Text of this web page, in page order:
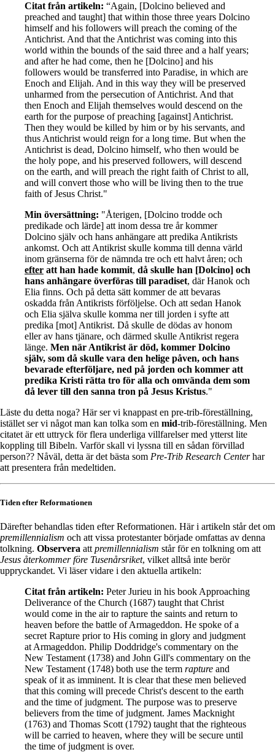
Citat från artikeln: “Again, [Dolcino believed and
preached and taught] that within those three years Dolcino
himself and his followers will preach the coming of the
Antichrist. And that the Antichrist was coming into this
world within the bounds of the said three and a half years;
and after he had come, then he [Dolcino] and his
followers would be transferred into Paradise, in which are
Enoch and Elijah. And in this way they will be preserved
unharmed from the persecution of Antichrist. And that
then Enoch and Elijah themselves would descend on the
earth for the purpose of preaching [against] Antichrist.
Then they would be killed by him or by his servants, and
thus Antichrist would reign for a long time. But when the
Antichrist is dead, Dolcino himself, who then would be
the holy pope, and his preserved followers, will descend
on the earth, and will preach the right faith of Christ to all,
and will convert those who will be living then to the true
faith of Jesus Christ."
Min översättning: "Återigen, [Dolcino trodde och
predikade och lärde] att inom dessa tre år kommer
Dolcino själv och hans anhängare att predika Antikrists
ankomst. Och att Antikrist skulle komma till denna värld
inom gränserna för de nämnda tre och ett halvt åren; och
efter att han hade kommit, då skulle han [Dolcino] och
hans anhängare överföras till paradiset, där Hanok och
Elia finns. Och på detta sätt kommer de att bevaras
oskadda från Antikrists förföljelse. Och att sedan Hanok
och Elia själva skulle komma ner till jorden i syfte att
predika [mot] Antikrist. Då skulle de dödas av honom
eller av hans tjänare, och därmed skulle Antikrist regera
länge. Men när Antikrist är död, kommer Dolcino
själv, som då skulle vara den helige påven, och hans
bevarade efterföljare, ned på jorden och kommer att
predika Kristi rätta tro för alla och omvända dem som
då lever till den sanna tron på Jesus Kristus."
Läste du detta noga? Här ser vi knappast en pre-trib-föreställning,
istället ser vi något man kan tolka som en mid-trib-föreställning. Men
citatet är ett uttryck för flera underliga villfarelser med ytterst lite
koppling till Bibeln. Varför skall vi lyssna till en sådan förvillad
person?? Nåväl, detta är det bästa som Pre-Trib Research Centerhar
att presentera från medeltiden.
Tiden efter Reformationen
Därefter behandlas tiden efter Reformationen. Här i artikeln står det om
premillennialism och att vissa protestanter började omfattas av denna
tolkning. Observera att premillennialism står för en tolkning om att
Jesus återkommer före Tusenårsriket, vilket alltså inte berör
uppryckandet. Vi läser vidare i den aktuella artikeln:
Citat från artikeln: Peter Jurieu in his book Approaching
Deliverance of the Church (1687) taught that Christ
would come in the air to rapture the saints and return to
heaven before the battle of Armageddon. He spoke of a
secret Rapture prior to His coming in glory and judgment
at Armageddon. Philip Doddridge's commentary on the
New Testament (1738) and John Gill's commentary on the
New Testament (1748) both use the term rapture and
speak of it as imminent. It is clear that these men believed
that this coming will precede Christ's descent to the earth
and the time of judgment. The purpose was to preserve
believers from the time of judgment. James Macknight
(1763) and Thomas Scott (1792) taught that the righteous
will be carried to heaven, where they will be secure until
the time of judgment is over.